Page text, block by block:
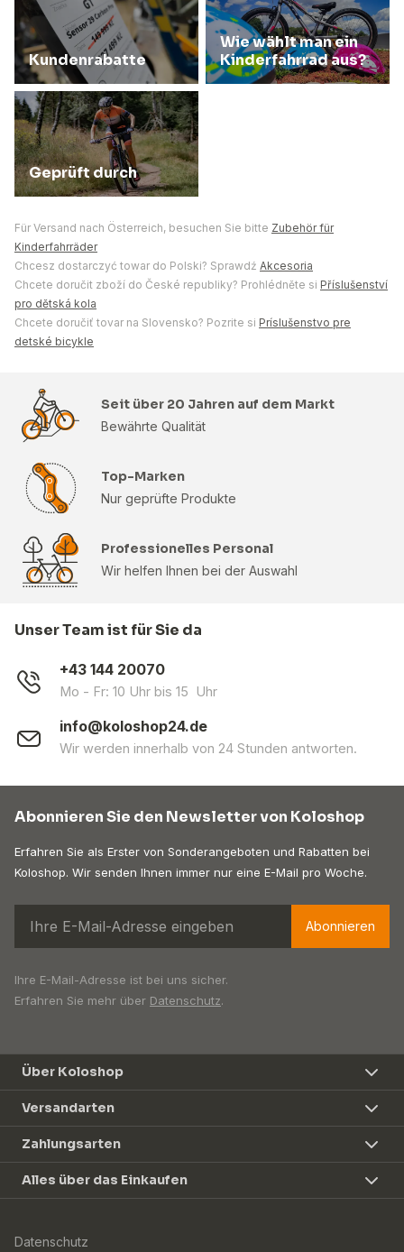
Kundenrabatte
Wie wählt man ein
Kinderfahrrad aus?
Geprüft durch
Für Versand nach Österreich, besuchen Sie bitte Zubehör für
Kinderfahrräder
Chcesz dostarczyć towar do Polski? Sprawdź Akcesoria
Chcete doručit zboží do České republiky? Prohlédněte si Příslušenství
pro dětská kola
Chcete doručiť tovar na Slovensko? Pozrite si Príslušenstvo pre
detské bicykle
Seit über 20 Jahren auf dem Markt
Bewährte Qualität
Top-Marken
Nur geprüfte Produkte
Professionelles Personal
Wir helfen Ihnen bei der Auswahl
Unser Team ist für Sie da
+43 144 20070
Mo - Fr: 10 Uhr bis 15 Uhr
info@koloshop24.de
Wir werden innerhalb von 24 Stunden antworten.
Abonnieren Sie den Newsletter von Koloshop
Erfahren Sie als Erster von Sonderangeboten und Rabatten bei
Koloshop. Wir senden Ihnen immer nur eine E-Mail pro Woche.
Abonnieren
Ihre E-Mail-Adresse ist bei uns sicher.
Erfahren Sie mehr über Datenschutz.
Über Koloshop
Versandarten
Zahlungsarten
Alles über das Einkaufen
Datenschutz